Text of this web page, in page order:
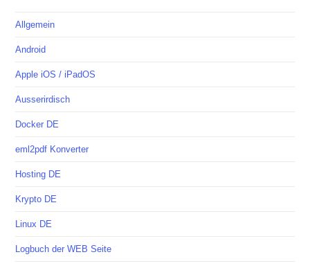
Allgemein
Android
Apple iOS / iPadOS
Ausserirdisch
Docker DE
eml2pdf Konverter
Hosting DE
Krypto DE
Linux DE
Logbuch der WEB Seite